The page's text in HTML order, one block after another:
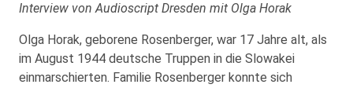
Interview von Audioscript Dresden mit Olga Horak
Olga Horak, geborene Rosenberger, war 17 Jahre alt, als
im August 1944 deutsche Truppen in die Slowakei
einmarschierten. Familie Rosenberger konnte sich